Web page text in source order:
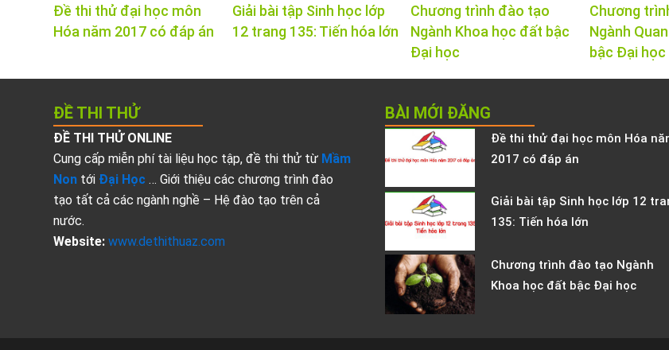
Đề thi thử đại học môn
Hóa năm 2017 có đáp án
Giải bài tập Sinh học lớp
12 trang 135: Tiến hóa lớn
Chương trình đào tạo
Ngành Khoa học đất bậc
Đại học
Chương
Ngành
bậc Đại học
ĐỀ THI THỬ
ĐỀ THI THỬ ONLINE
Cung cấp miễn phí tài liệu học tập, đề thi thử từ Mầm
Non tới Đại Học … Giới thiệu các chương trình đào
tạo tất cả các ngành nghề – Hệ đào tạo trên cả
nước.
Website: www.dethithuaz.com
BÀI MỚI ĐĂNG
Đề thi thử đại học môn Hóa
2017 có đáp án
Giải bài tập Sinh học lớp 12
135: Tiến hóa lớn
Chương trình đào tạo Ngành
Khoa học đất bậc Đại học